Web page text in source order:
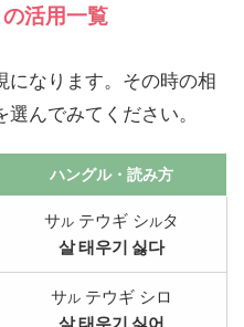
の活用一覧
になります。その時の相
んでみてください。
ハングル・読み方
サル テウギ シルタ
살 태우기 싫다
サル テウギ シロ